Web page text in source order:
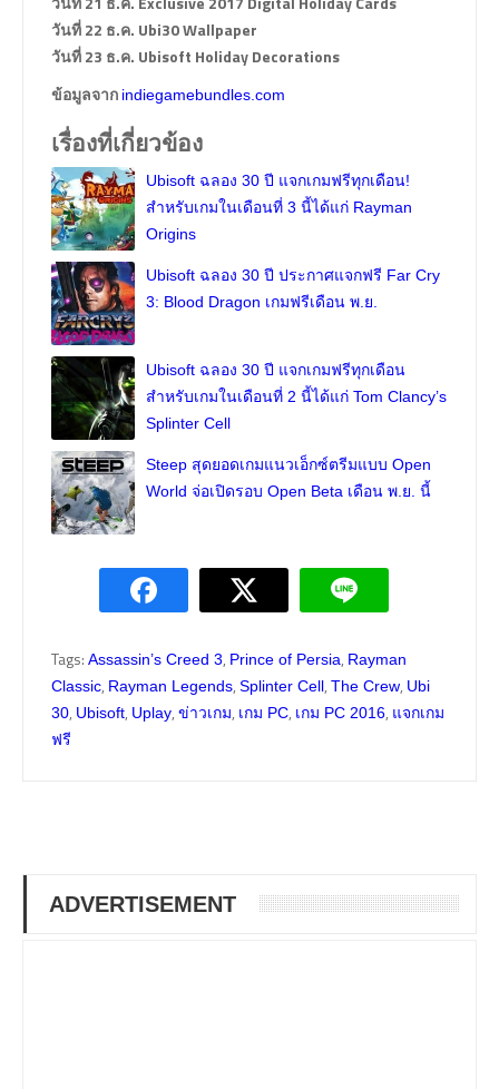
วันที่ 22 ธ.ค. Ubi30 Wallpaper
วันที่ 23 ธ.ค. Ubisoft Holiday Decorations
ข้อมูลจาก indiegamebundles.com
เรื่องที่เกี่ยวข้อง
Ubisoft ฉลอง 30 ปี แจกเกมฟรีทุกเดือน!
สำหรับเกมในเดือนที่ 3 นี้ได้แก่ Rayman
Origins
Ubisoft ฉลอง 30 ปี ประกาศแจกฟรี Far Cry
3: Blood Dragon เกมฟรีเดือน พ.ย.
Ubisoft ฉลอง 30 ปี แจกเกมฟรีทุกเดือน
สำหรับเกมในเดือนที่ 2 นี้ได้แก่ Tom Clancy’s
Splinter Cell
Steep สุดยอดเกมแนวเอ็กซ์ตรีมแบบ Open
World จ่อเปิดรอบ Open Beta เดือน พ.ย. นี้
Tags: Assassin’s Creed 3, Prince of Persia, Rayman
Classic, Rayman Legends, Splinter Cell, The Crew, Ubi
30, Ubisoft, Uplay, ข่าวเกม, เกม PC, เกม PC 2016, แจกเกม
ฟรี
ADVERTISEMENT